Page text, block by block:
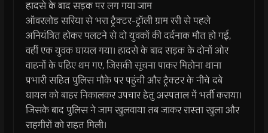
हादसे के बाद सड़क पर लग गया जाम
ऑवरलोड सरिया से भरा ट्रैक्टर-ट्रॉली ग्राम ररी से पहले
अनियंत्रित होकर पलटने से दो युवकों की दर्दनाक मौत हो गई,
वहीं एक युवक घायल गया। हादसे के बाद सड़क के दोनों ओर
वाहनों के पहिए थम गए, जिसकी सूचना पाकर मिहोना थाना
प्रभारी सहित पुलिस मौके पर पहुंची और ट्रैक्टर के नीचे दबे
घायल को बाहर निकालकर उपचार हेतु अस्पताल में भर्ती कराया।
जिसके बाद पुलिस ने जाम खुलवाया तब जाकर रास्ता खुला और
राहगीरों को राहत मिली।